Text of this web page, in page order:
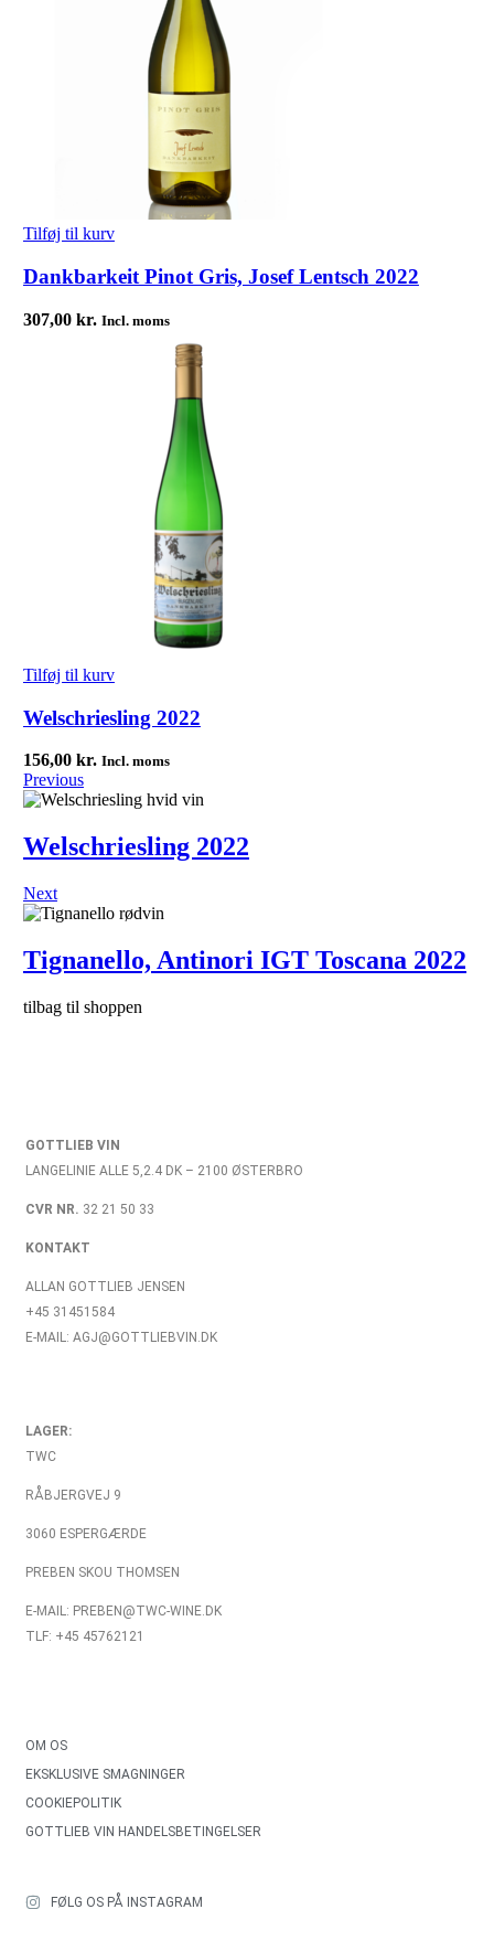
Tilføj til kurv
Dankbarkeit Pinot Gris, Josef Lentsch 2022
307,00 kr. Incl. moms
Tilføj til kurv
Welschriesling 2022
156,00 kr. Incl. moms
Previous
Welschriesling 2022
Next
Tignanello, Antinori IGT Toscana 2022
tilbag til shoppen
GOTTLIEB VIN
LANGELINIE ALLE 5,2.4 DK – 2100 ØSTERBRO
CVR NR. 32 21 50 33
KONTAKT
ALLAN GOTTLIEB JENSEN
+45 31451584
E-MAIL: AGJ@GOTTLIEBVIN.DK
LAGER:
TWC
RÅBJERGVEJ 9
3060 ESPERGÆRDE
PREBEN SKOU THOMSEN
E-MAIL: PREBEN@TWC-WINE.DK
TLF: +45 45762121
OM OS
EKSKLUSIVE SMAGNINGER
COOKIEPOLITIK
GOTTLIEB VIN HANDELSBETINGELSER
FØLG OS PÅ INSTAGRAM